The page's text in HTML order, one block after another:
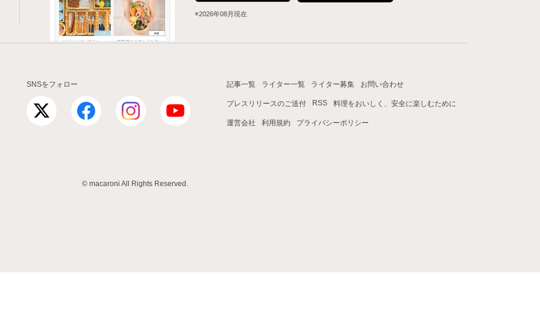
※2026年08月現在
SNSをフォロー 記事一覧 ライター一覧 ライター募集 お問い合わせ
プレスリリースのご送付 RSS 料理をおいしく、安全に楽しむために
運営会社 利用規約 プライバシーポリシー
© macaroni All Rights Reserved.